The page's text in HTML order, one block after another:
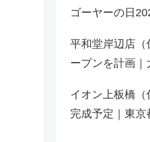
ゴーヤーの日
平和堂岸辺店（
ープンを計画
イオン上板橋
完成予定｜東京